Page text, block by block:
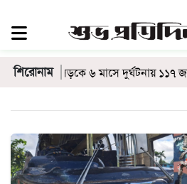
সিলেট
হবিগঞ্জ
জাতীয়
শিরোনাম
৬ মাসে দুর্ঘটনায় ১১৭ জনের প্রাণহানি